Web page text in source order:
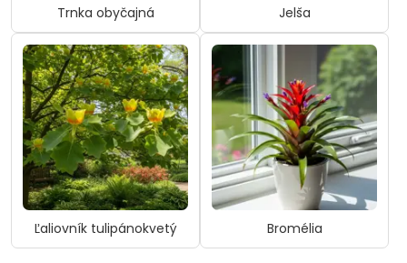
Trnka obyčajná Jelša
Ľaliovník tulipánokvetý Bromélia